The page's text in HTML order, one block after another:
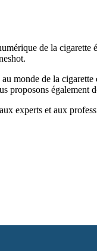
de la
monde de la
proposons également
experts et aux